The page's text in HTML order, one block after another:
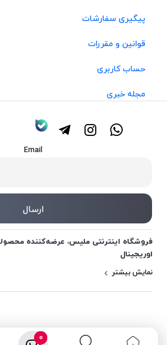
0
پیگیری سفارشات
قوانین و مقررات
حساب کاربری
مجله خبری
Email
فروشگاه اینترنتی ملیس، عرضه‌کننده
اوریجینال
نمایش بیشتر